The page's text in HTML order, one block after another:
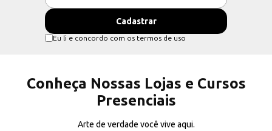
Eu li e concordo com os termos de uso
Conheça Nossas Lojas e Cursos
Presenciais
Arte de verdade você vive aqui.